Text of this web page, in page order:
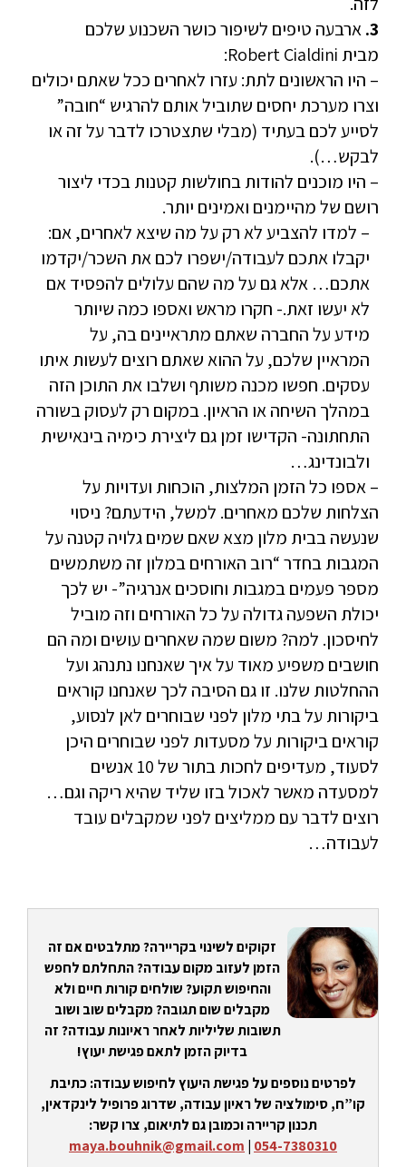
3. ארבעה טיפים לשיפור כושר השכנוע שלכם
מבית Robert Cialdini:
– היו הראשונים לתת: עזרו לאחרים ככל שאתם יכולים
וצרו מערכת יחסים שתוביל אותם להרגיש “חובה”
לסייע לכם בעתיד (מבלי שתצטרכו לדבר על זה או
לבקש…).
– היו מוכנים להודות בחולשות קטנות בכדי ליצור
רושם של מהיימנים ואמינים יותר.
– למדו להצביע לא רק על מה שיצא לאחרים, אם:
יקבלו אתכם לעבודה/ישפרו לכם את השכר/יקדמו
אתכם… אלא גם על מה שהם עלולים להפסיד אם
לא יעשו זאת.- חקרו מראש ואספו כמה שיותר
מידע על החברה שאתם מתראיינים בה, על
המראיין שלכם, על ההוא שאתם רוצים לעשות איתו
עסקים. חפשו מכנה משותף ושלבו את התוכן הזה
במהלך השיחה או הראיון. במקום רק לעסוק בשורה
התחתונה- הקדישו זמן גם ליצירת כימיה בינאישית
ולבונדינג…
– אספו כל הזמן המלצות, הוכחות ועדויות על
הצלחות שלכם מאחרים. למשל, הידעתם? ניסוי
שנעשה בבית מלון מצא שאם שמים גלויה קטנה על
המגבות בחדר “רוב האורחים במלון זה משתמשים
מספר פעמים במגבות וחוסכים אנרגיה”- יש לכך
יכולת השפעה גדולה על כל האורחים וזה מוביל
לחיסכון. למה? משום שמה שאחרים עושים ומה הם
חושבים משפיע מאוד על איך שאנחנו נתנהג ועל
ההחלטות שלנו. זו גם הסיבה לכך שאנחנו קוראים
ביקורות על בתי מלון לפני שבוחרים לאן לנסוע,
קוראים ביקורות על מסעדות לפני שבוחרים היכן
לסעוד, מעדיפים לחכות בתור של 10 אנשים
למסעדה מאשר לאכול בזו שליד שהיא ריקה וגם…
רוצים לדבר עם ממליצים לפני שמקבלים עובד
לעבודה…
זקוקים לשינוי בקריירה? מתלבטים אם זה
הזמן לעזוב מקום עבודה? התחלתם לחפש
והחיפוש תקוע? שולחים קורות חיים ולא
מקבלים שום תגובה? מקבלים שוב ושוב
תשובות שליליות לאחר ראיונות עבודה? זה
בדיוק הזמן לתאם פגישת יעוץ!
לפרטים נוספים על פגישת היעוץ לחיפוש עבודה: כתיבת
קו”ח, סימולציה של ראיון עבודה, שדרוג פרופיל לינקדאין,
תכנון קריירה וכמובן גם לתיאום, צרו קשר:
054-7380310
|
maya.bouhnik@gmail.com